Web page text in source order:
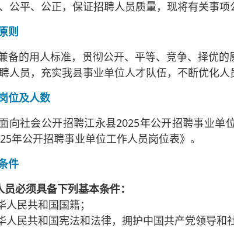
公平、公正，保证招聘人员质量，现将有关事项
则
备的用人标准，贯彻公开、平等、竞争、择优
人员，充实我县事业单位人才队伍，不断优化人
位及人数
向社会公开招聘江永县2025年公开招聘事业单
年公开招聘事业单位工作人员岗位表》。
件
必须具备下列基本条件：
人民共和国国籍；
人民共和国宪法和法律，拥护中国共产党领导和